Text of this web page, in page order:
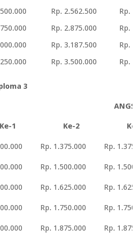
Rp. 2.562.500
Rp.
Rp. 2.875.000
Rp.
Rp. 3.187.500
Rp.
Rp. 3.500.000 Rp.
3
Ke-1 Ke-2
Rp. 1.375.000 Rp.
Rp. 1.500.000 Rp.
Rp. 1.625.000 Rp.
Rp. 1.750.000 Rp.
Rp. 1.875.000 Rp.